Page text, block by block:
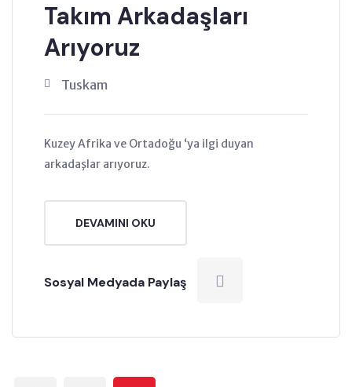
Takım Arkadaşları
Arıyoruz
Tuskam
Kuzey Afrika ve Ortadoğu ‘ya ilgi duyan
arkadaşlar arıyoruz.
DEVAMINI OKU
Sosyal Medyada Paylaş